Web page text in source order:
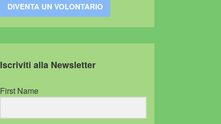
DIVENTA UN VOLONTARIO
Iscriviti alla Newsletter
First Name